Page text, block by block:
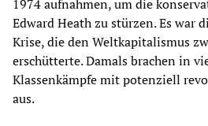
1974 aufnahmen, um die
Edward Heath zu stürzen. Es war
Krise, die den Weltkapitalismus
erschütterte. Damals brachen in
Klassenkämpfe mit potenziell
aus.